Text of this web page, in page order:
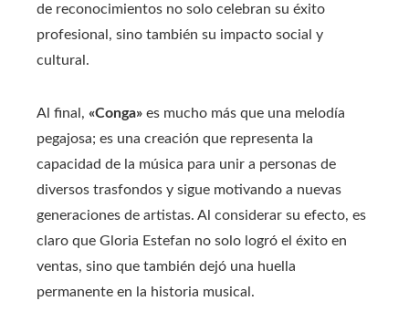
de reconocimientos no solo celebran su éxito
profesional, sino también su impacto social y
cultural.
Al final, «Conga» es mucho más que una melodía
pegajosa; es una creación que representa la
capacidad de la música para unir a personas de
diversos trasfondos y sigue motivando a nuevas
generaciones de artistas. Al considerar su efecto, es
claro que Gloria Estefan no solo logró el éxito en
ventas, sino que también dejó una huella
permanente en la historia musical.